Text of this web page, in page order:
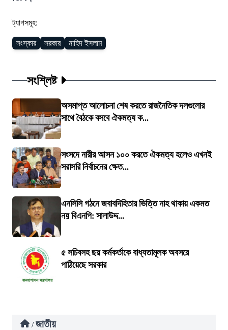
ট্যাগসমূহ:
সংস্কার সরকার নাহিদ ইসলাম
সংশ্লিষ্ট
অসমাপ্ত আলোচনা শেষ করতে রাজনৈতিক দলগুলোর
সাথে বৈঠকে বসবে ঐকমত্য ক...
সংসদে নারীর আসন ১০০ করতে ঐকমত্য হলেও এখনই
সরাসরি নির্বাচনের ক্ষেত...
এনসিসি গঠনে জবাবদিহিতার ভিত্তি নাহ থাকায় একমত
নয় বিএনপি: সালাউদ্দ...
৫ সচিবসহ ছয় কর্মকর্তাকে বাধ্যতামূলক অবসরে
পাঠিয়েছে সরকার
/ জাতীয়